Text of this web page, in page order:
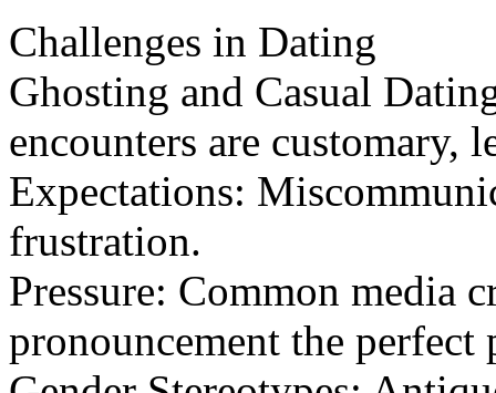
Challenges in Dating
Ghosting and Casual
encounters are customary,
Expectations:
frustration.
Pressure: Common media
pronouncement the perfect